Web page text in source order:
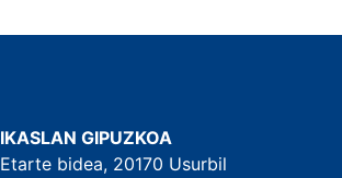
IKASLAN GIPUZKOA
Etarte bidea, 20170 Usurbil